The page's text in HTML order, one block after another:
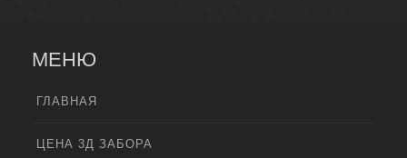
МЕНЮ
ГЛАВНАЯ
ЦЕНА 3Д ЗАБОРА